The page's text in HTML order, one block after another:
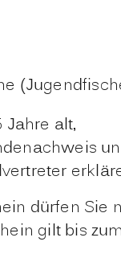
Jahre alt,
dürfen Sie
gilt bis